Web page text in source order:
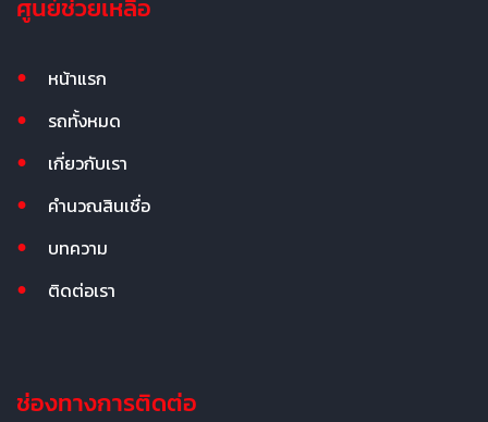
ศูนย์ช่วยเหลือ
หน้าแรก
รถทั้งหมด
เกี่ยวกับเรา
คำนวณสินเชื่อ
บทความ
ติดต่อเรา
ช่องทางการติดต่อ